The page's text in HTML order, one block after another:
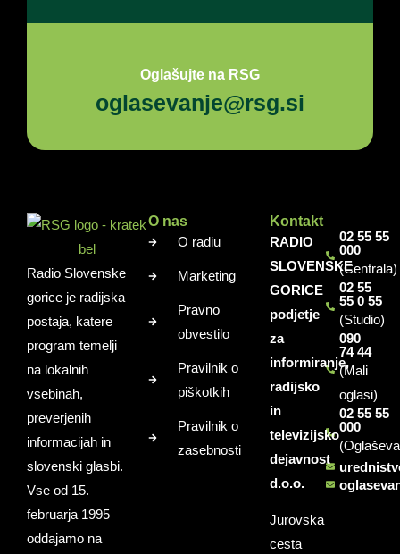
Oglašujte na RSG
oglasevanje@rsg.si
Radio Slovenske
gorice je radijska
postaja, katere
program temelji
na lokalnih
vsebinah,
preverjenih
informacijah in
slovenski glasbi.
Vse od 15.
februarja 1995
oddajamo na
O nas
O radiu
Marketing
Pravno
obvestilo
Pravilnik o
piškotkih
Pravilnik o
zasebnosti
Kontakt
RADIO
SLOVENSKE
GORICE
podjetje
za
informiranje,
radijsko
in
televizijsko
dejavnost
d.o.o.
Jurovska
cesta
02 55 55
000
(Centrala)
02 55
55 0 55
(Studio)
090
74 44
(Mali
oglasi)
02 55 55
000